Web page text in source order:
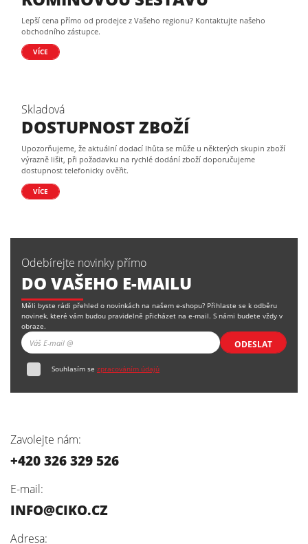
Lepší cena přímo od prodejce z Vašeho regionu? Kontaktujte našeho
obchodního zástupce.
VÍCE
Skladová
DOSTUPNOST ZBOŽÍ
Upozorňujeme, že aktuální dodací lhůta se může u některých skupin zboží
výrazně lišit, při požadavku na rychlé dodání zboží doporučujeme
dostupnost telefonicky ověřit.
VÍCE
Odebírejte novinky přímo
DO VAŠEHO E-MAILU
Měli byste rádi přehled o novinkách na našem e-shopu? Přihlaste se k odběru
novinek, které vám budou pravidelně přicházet na e-mail. S námi budete vždy v
obraze.
ODESLAT
Souhlasím se zpracováním údajů
Zavolejte nám:
+420 326 329 526
E-mail:
INFO@CIKO.CZ
Adresa: